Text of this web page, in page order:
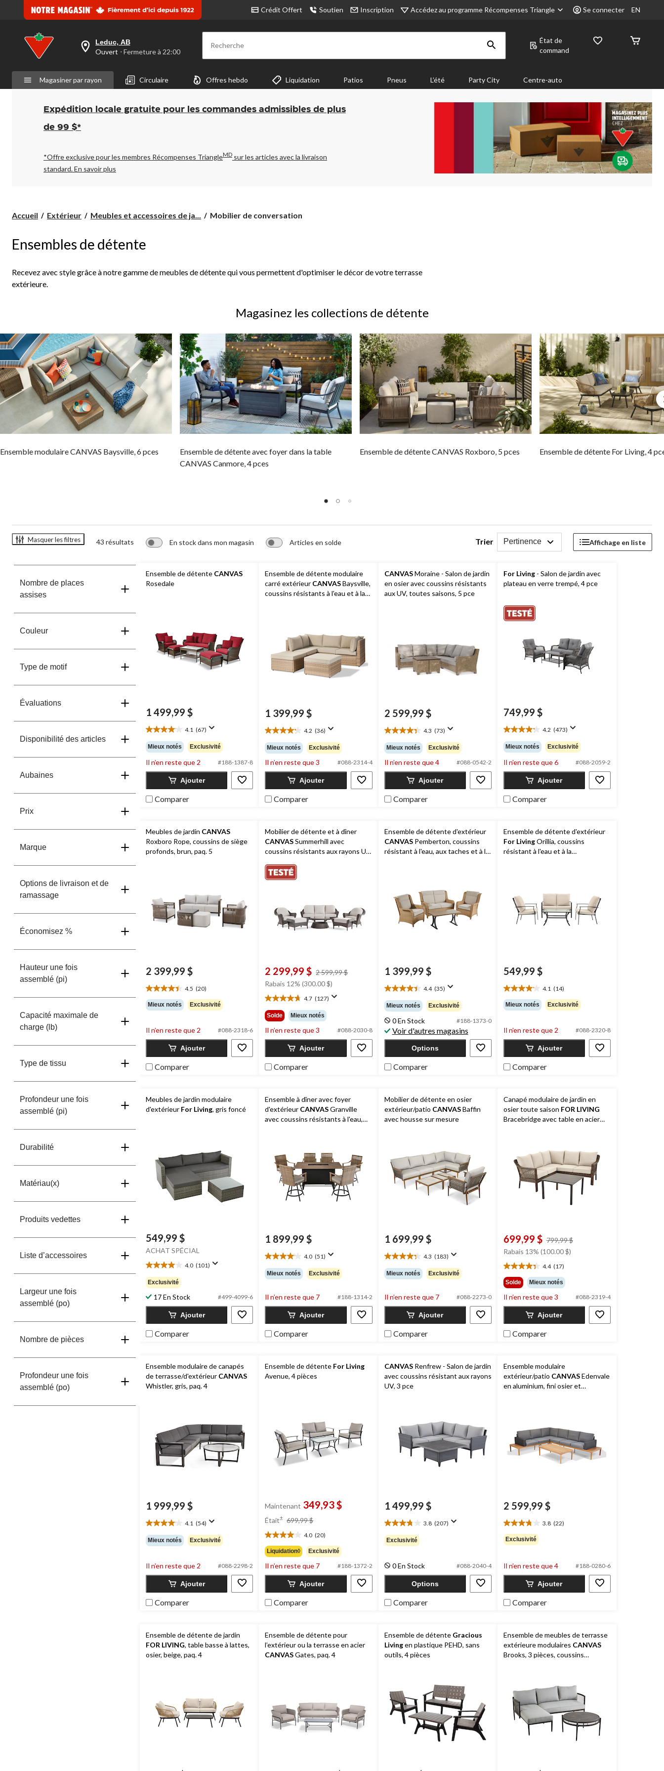
Crédit Offert Soutien Inscription Accédez au programme Récompenses Triangle Se connecter EN
votre
est
Leduc,
AB,
Ouvert,
Fermeture
à
pour
changer
Leduc, AB
Ouvert ⋅ Fermeture à 22:00 Recherche
État de
command
Magasiner par rayon Circulaire Offres hebdo Liquidation Patios Pneus L’été Party City Centre-auto
Expédition locale gratuite pour les commandes admissibles de plus
de 99 $*
*Offre exclusive pour les membres Récompenses TriangleMD sur les articles avec la livraison
standard.En savoir plus
Accueil Extérieur Meubles et accessoires de ja...
Mobilier
Mobilier de conversation
Ensembles de détente
Recevez avec style grâce à notre gamme de meubles de détente qui vous permettent d'optimiser le décor de votre terrasse
extérieure.
Magasinez les collections de détente
Ensemble modulaire CANVAS Baysville, 6 pces
Ensemble de détente avec foyer dans la table
CANVAS Canmore, 4 pces
Ensemble de détente CANVAS Roxboro, 5 pces Ensemble de détente For Living, 4
Masquer les filtres 43 résultats En stock dans mon magasin Articles en solde Trier Pertinence Affichage en liste
Nombre de places
assises
Couleur
Type de motif
Évaluations
Disponibilité des articles
Aubaines
Prix
Marque
Options de livraison et de
ramassage
Économisez %
Hauteur une fois
assemblé (pi)
Capacité maximale de
charge (lb)
Type de tissu
Profondeur une fois
assemblé (pi)
Durabilité
Matériau(x)
Produits vedettes
Liste d’accessoires
Largeur une fois
assemblé (po)
Nombre de pièces
Profondeur une fois
assemblé (po)
Ensemble de détente CANVAS
Rosedale
1 499,99 $
4.1 (67)
4.1
étoile(s)
sur
5.
67
évaluations
Mieux notés Exclusivité
Il n’en reste que 2 #188-1387-8
Ajouter
Comparer
Ensemble de détente modulaire
carré extérieur CANVASBaysville,
coussins résistants à l'eau et à la
1 399,99 $
4.2 (36)
4.2
étoile(s)
sur
5.
36
évaluations
Mieux notés Exclusivité
Il n’en reste que 3 #088-2314-4
Ajouter
Comparer
CANVASMoraine - Salon de jardin
en osier avec coussins résistants
aux UV, toutes saisons, 5 pce
2 599,99 $
4.3 (73)
4.3
étoile(s)
sur
5.
73
évaluations
Mieux notés Exclusivité
Il n’en reste que 4 #088-0542-2
Ajouter
Comparer
For Living- Salon de jardin avec
plateau en verre trempé, 4 pce
749,99 $
4.2 (473)
4.2
étoile(s)
sur
5.
473
évaluations
Mieux notés Exclusivité
Il n’en reste que 6 #088-2059-2
Ajouter
Comparer
Meubles de jardin CANVAS
Roxboro Rope, coussins de siège
profonds, brun, paq. 5
2 399,99 $
4.5 (20)
4.5
étoile(s)
sur
20
évaluations
Mieux notés Exclusivité
Il n’en reste que 2 #088-2318-6
Ajouter
Comparer
Mobilier de détente et à dîner
CANVASSummerhill avec
coussins résistants aux rayons UV,
2 299,99 $ 2 599,99 $
Rabais 12% (300.00 $)
4.7 (127)
4.7
étoile(s)
sur
5.
127
évaluations
Solde Mieux notés
Il n’en reste que 3 #088-2030-8
Ajouter
Comparer
Ensemble de détente d'extérieur
CANVASPemberton, coussins
résistant à l'eau, aux taches et à la
1 399,99 $
4.4 (35)
4.4
étoile(s)
sur
5.
35
évaluations
Mieux notés Exclusivité
0 En Stock #188-1373-0
Voir d'autres magasins
Options
Comparer
Ensemble de détente d'extérieur
For LivingOrillia, coussins
résistant à l'eau et à la
549,99 $
4.1 (14)
4.1
étoile(s)
sur
14
évaluations
Mieux notés Exclusivité
Il n’en reste que 2 #088-2320-8
Ajouter
Comparer
Meubles de jardin modulaire
d'extérieur For Living, gris foncé
549,99 $
ACHAT SPÉCIAL
4.0 (101)
4.0
étoile(s)
sur
5.
101
évaluations
Exclusivité
17 En Stock #499-4099-6
Ajouter
Comparer
Ensemble à dîner avec foyer
d'extérieur CANVASGranville
avec coussins résistants à l'eau,
1 899,99 $
4.0 (51)
4.0
étoile(s)
sur
51
évaluations
Mieux notés Exclusivité
Il n’en reste que 7 #188-1314-2
Ajouter
Comparer
Mobilier de détente en osier
extérieur/patio CANVASBaffin
avec housse sur mesure
1 699,99 $
4.3 (183)
4.3
étoile(s)
sur
183
évaluations
Mieux notés Exclusivité
Il n’en reste que 7 #088-2273-0
Ajouter
Comparer
Canapé modulaire de jardin en
osier toute saison FOR LIVING
Bracebridge avec table en acier
699,99 $ 799,99 $
Rabais 13% (100.00 $)
4.4 (17)
4.4
étoile(s)
sur
5.
17
évaluations
Solde Mieux notés
Il n’en reste que 3 #088-2319-4
Ajouter
Comparer
Ensemble modulaire de canapés
de terrasse/d'extérieur CANVAS
Whistler, gris, paq. 4
1 999,99 $
4.1 (54)
4.1
étoile(s)
sur
54
évaluations
Mieux notés Exclusivité
Il n’en reste que 2 #088-2298-2
Ajouter
Comparer
Ensemble de détente For Living
Avenue, 4 pièces
Maintenant 349,93 $
Était± 699,99 $
699,99 $
4.0 (20)
4.0
étoile(s)
sur
5.
20
évaluations
Liquidation◊ Exclusivité
Il n’en reste que 7 #188-1372-2
Ajouter
Comparer
CANVASRenfrew - Salon de jardin
avec coussins résistant aux rayons
UV, 3 pce
1 499,99 $
3.8 (207)
3.8
étoile(s)
sur
207
évaluations
Exclusivité
0 En Stock #088-2040-4
Options
Comparer
Ensemble modulaire
extérieur/patio CANVASEdenvale
en aluminium, fini osier et
2 599,99 $
3.8 (22)
3.8
étoile(s)
sur
22
évaluations
Exclusivité
Il n’en reste que 4 #188-0280-6
Ajouter
Comparer
Ensemble de détente de jardin
FOR LIVING, table basse à lattes,
osier, beige, paq. 4
Ensemble de détente pour
l’extérieur ou la terrasse en acier
CANVASGates, paq. 4
Ensemble de détente Gracious
Livingen plastique PEHD, sans
outils, 4 pièces
Ensemble de meubles de terrasse
extérieure modulaires CANVAS
Brooks, 3 pièces, coussins